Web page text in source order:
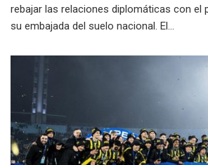
rebajar las relaciones diplomáticas con el
su embajada del suelo nacional. El...